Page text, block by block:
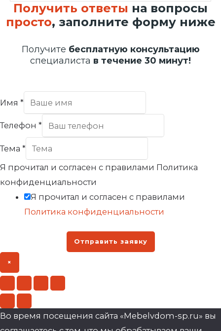
Получить ответы на вопросы
просто, заполните форму ниже
Получите бесплатную консультацию
специалиста в течение 30 минут!
Имя *
Телефон *
Тема *
Я прочитал и согласен с правилами Политика
конфиденциальности
Я прочитал и согласен с правилами
Политика конфиденциальности
Отправить заявку
×
Во время посещения сайта «Mebelvdom-sp.ru» вы